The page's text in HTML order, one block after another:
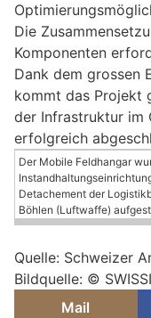
Die
Komponenten
Dank dem grossen
kommt das Projekt
der Infrastruktur im
erfolgreich
Der Mobile Feldhangar
Detachement der
Böhlen (Luftwaffe)
Quelle: Schweizer
Bildquelle: ©
Mail